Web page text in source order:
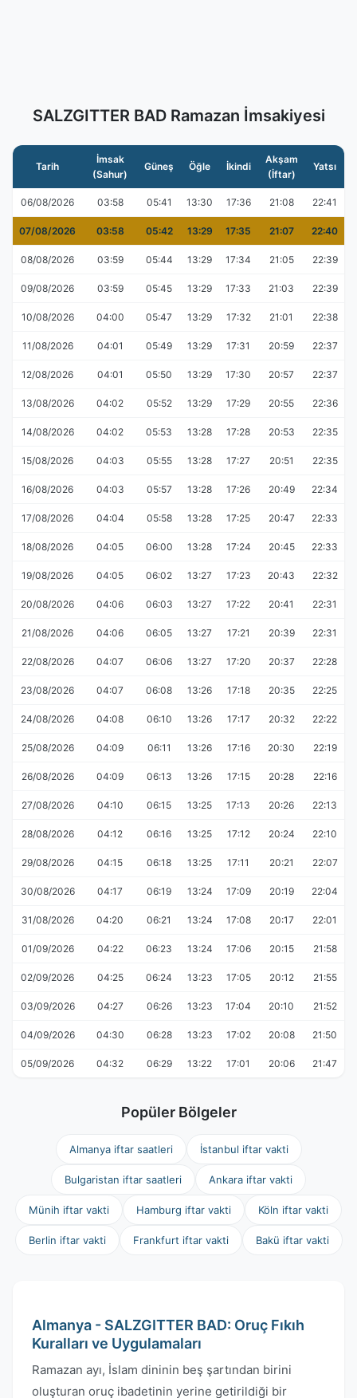
SALZGITTER BAD Ramazan İmsakiyesi
Tarih
İmsak
(Sahur)
Güneş Öğle İkindi
Akşam
(İftar)
Yatsı
06/08/2026 03:58 05:41 13:30 17:36 21:08 22:41
07/08/2026 03:58 05:42 13:29 17:35 21:07 22:40
08/08/2026 03:59 05:44 13:29 17:34 21:05 22:39
09/08/2026 03:59 05:45 13:29 17:33 21:03 22:39
10/08/2026 04:00 05:47 13:29 17:32 21:01 22:38
11/08/2026 04:01 05:49 13:29 17:31 20:59 22:37
12/08/2026 04:01 05:50 13:29 17:30 20:57 22:37
13/08/2026 04:02 05:52 13:29 17:29 20:55 22:36
14/08/2026 04:02 05:53 13:28 17:28 20:53 22:35
15/08/2026 04:03 05:55 13:28 17:27 20:51 22:35
16/08/2026 04:03 05:57 13:28 17:26 20:49 22:34
17/08/2026 04:04 05:58 13:28 17:25 20:47 22:33
18/08/2026 04:05 06:00 13:28 17:24 20:45 22:33
19/08/2026 04:05 06:02 13:27 17:23 20:43 22:32
20/08/2026 04:06 06:03 13:27 17:22 20:41 22:31
21/08/2026 04:06 06:05 13:27 17:21 20:39 22:31
22/08/2026 04:07 06:06 13:27 17:20 20:37 22:28
23/08/2026 04:07 06:08 13:26 17:18 20:35 22:25
24/08/2026 04:08 06:10 13:26 17:17 20:32 22:22
25/08/2026 04:09 06:11 13:26 17:16 20:30 22:19
26/08/2026 04:09 06:13 13:26 17:15 20:28 22:16
27/08/2026 04:10 06:15 13:25 17:13 20:26 22:13
28/08/2026 04:12 06:16 13:25 17:12 20:24 22:10
29/08/2026 04:15 06:18 13:25 17:11 20:21 22:07
30/08/2026 04:17 06:19 13:24 17:09 20:19 22:04
31/08/2026 04:20 06:21 13:24 17:08 20:17 22:01
01/09/2026 04:22 06:23 13:24 17:06 20:15 21:58
02/09/2026 04:25 06:24 13:23 17:05 20:12 21:55
03/09/2026 04:27 06:26 13:23 17:04 20:10 21:52
04/09/2026 04:30 06:28 13:23 17:02 20:08 21:50
05/09/2026 04:32 06:29 13:22 17:01 20:06 21:47
Popüler Bölgeler
Almanya iftar saatleri İstanbul iftar vakti
Bulgaristan iftar saatleri Ankara iftar vakti
Münih iftar vakti Hamburg iftar vakti Köln iftar vakti
Berlin iftar vakti Frankfurt iftar vakti Bakü iftar vakti
Almanya - SALZGITTER BAD: Oruç Fıkıh
Kuralları ve Uygulamaları
Ramazan ayı, İslam dininin beş şartından birini
oluşturan oruç ibadetinin yerine getirildiği bir